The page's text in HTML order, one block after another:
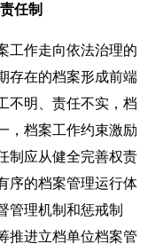
任制
工作走向依法治理的
存在的档案形成前端
不明、责任不实，档
，档案工作约束激励
制应从健全完善权责
序的档案管理运行体
管理机制和惩戒制
推进立档单位档案管